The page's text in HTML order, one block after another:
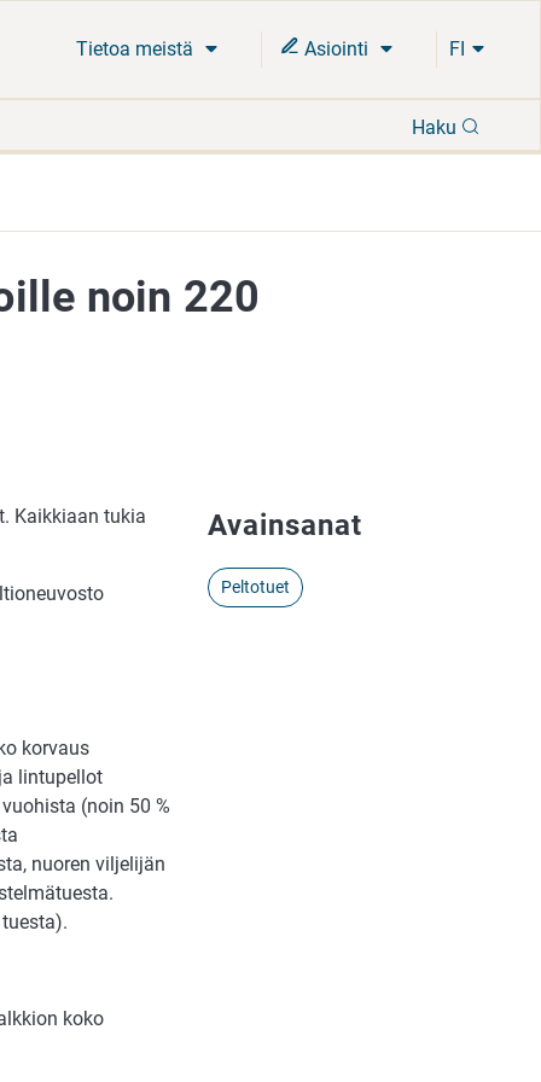
Tietoa meistä Asiointi FI
Haku
noin 220
Kaikkiaan tukia
korvaus
lintupellot
(noin 50 %
nuoren viljelijän
koko
Avainsanat
Peltotuet